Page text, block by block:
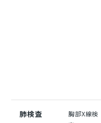
肺検査
胸部X線検